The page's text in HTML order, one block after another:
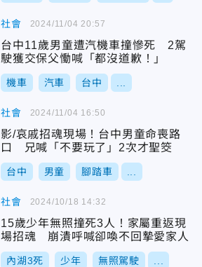
社會
台中11歲男童遭汽機車撞慘死 2駕
駛獲交保父慟喊「都沒道歉！」
機車 汽車 台中
2024/11/04 20:57
社會
影/哀戚招魂現場！台中男童命喪路
口 兄喊「不要玩了」2次才聖筊
台中 男童 腳踏車
2024/11/04 16:50
社會
15歲少年無照撞死3人！家屬重返現
場招魂 崩潰呼喊卻喚不回摯愛家人
內湖3死 少年 無照駕駛
2024/10/18 14:32